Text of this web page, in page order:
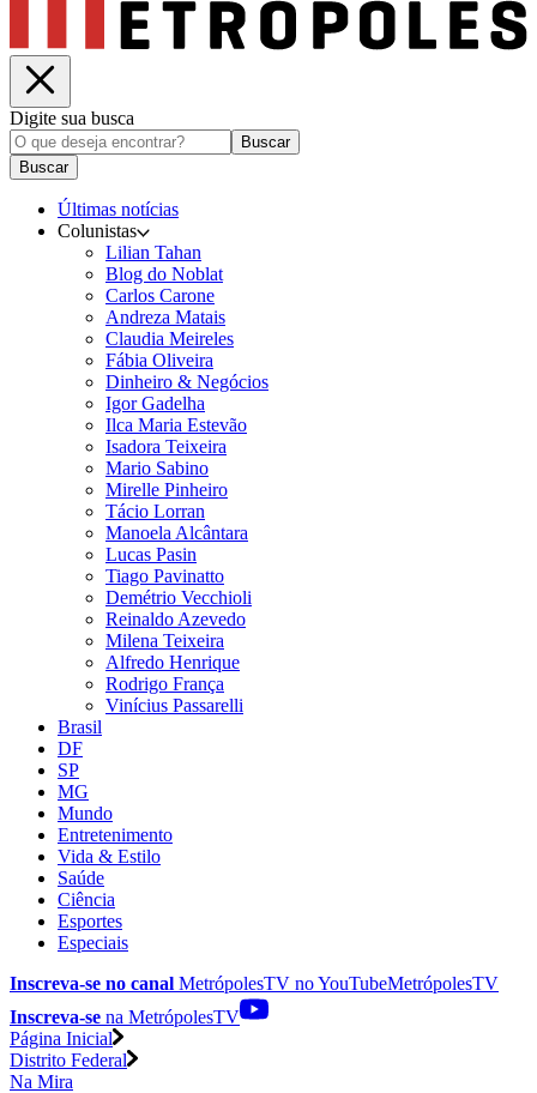
Digite sua busca
Buscar
Buscar
Últimas notícias
Colunistas
Lilian Tahan
Blog do Noblat
Carlos Carone
Andreza Matais
Claudia Meireles
Fábia Oliveira
Dinheiro & Negócios
Igor Gadelha
Ilca Maria Estevão
Isadora Teixeira
Mario Sabino
Mirelle Pinheiro
Tácio Lorran
Manoela Alcântara
Lucas Pasin
Tiago Pavinatto
Demétrio Vecchioli
Reinaldo Azevedo
Milena Teixeira
Alfredo Henrique
Rodrigo França
Vinícius Passarelli
Brasil
DF
SP
MG
Mundo
Entretenimento
Vida & Estilo
Saúde
Ciência
Esportes
Especiais
Inscreva-se no canal MetrópolesTV noYouTubeMetrópolesTV
Inscreva-se na MetrópolesTV
Página Inicial
Distrito Federal
Na Mira